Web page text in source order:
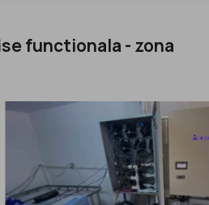
functionala - zona